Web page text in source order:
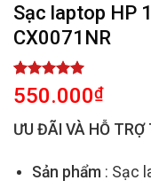
Sạc laptop HP
CX0071NR
Rated
5.00
out of 5
based on
2
customer
550.000₫
ƯU ĐÃI VÀ HỖ
Sản phẩm : Sạc